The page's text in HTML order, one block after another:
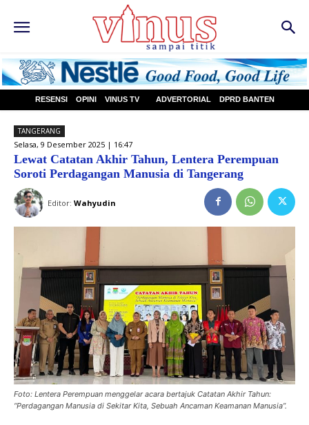
RESENSI OPINI VINUS TV ADVERTORIAL DPRD BANTEN
TANGERANG
Selasa, 9 Desember 2025 | 16:47
Lewat Catatan Akhir Tahun, Lentera Perempuan
Soroti Perdagangan Manusia di Tangerang
Editor: Wahyudin
Foto: Lentera Perempuan menggelar acara bertajuk Catatan Akhir Tahun:
“Perdagangan Manusia di Sekitar Kita, Sebuah Ancaman Keamanan Manusia”.